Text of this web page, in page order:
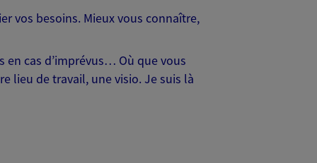
vos besoins. Mieux vous connaître,
en cas d’imprévus… Où que vous
lieu de travail, une visio. Je suis là